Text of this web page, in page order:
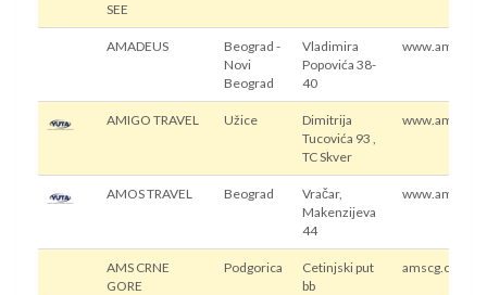
SEE
AMADEUS
Beograd -
Novi
Beograd
Vladimira
Popovića 38-
40
AMIGO TRAVEL Užice
Dimitrija
Tucovića 93 ,
TC Skver
AMOS TRAVEL Beograd
Vračar,
Makenzijeva
44
AMS CRNE
GORE
Podgorica
Cetinjski put
bb
amscg.org